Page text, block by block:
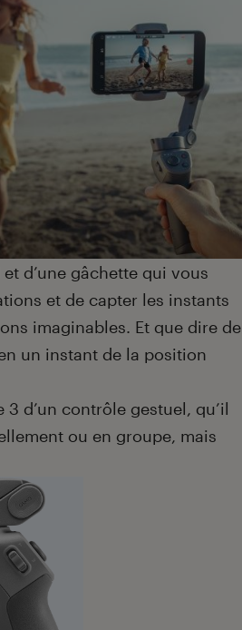
d’une gâchette qui vous
et de capter les instants
imaginables. Et que dire de
un instant de la position
d’un contrôle gestuel, qu’il
ou en groupe, mais